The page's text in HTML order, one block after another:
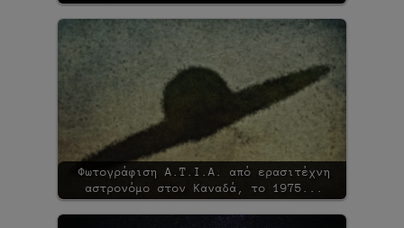
Φωτογράφιση Α.Τ.Ι.Α. από ερασιτέχνη
αστρονόμο στον Καναδά, το 1975...